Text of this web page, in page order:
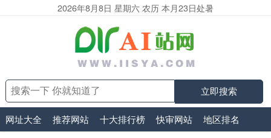
2026年8月8日 星期六 农历 本月23日处暑
立即搜索
网址大全 推荐网站 十大排行榜 快审网站 地区排名